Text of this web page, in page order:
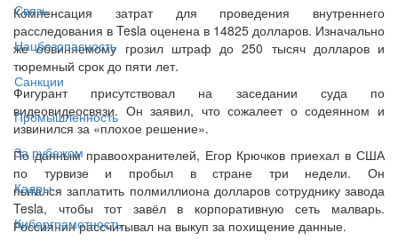
Связь
Нацбезопасность
Санкции
Промышленность
За рубежом
Кадры
Киберграмотность
Компенсация затрат для проведения внутреннего
расследования в Tesla оценена в 14825 долларов. Изначально
же обвиняемому грозил штраф до 250 тысяч долларов и
тюремный срок до пяти лет.
Фигурант присутствовал на заседании суда по
видеовидеосвязи. Он заявил, что сожалеет о содеянном и
извинился за «плохое решение».
По данным правоохранителей, Егор Крючков приехал в США
по турвизе и пробыл в стране три недели. Он
пытался заплатить полмиллиона долларов сотруднику завода
Tesla, чтобы тот завёл в корпоративную сеть малварь.
Россиянин рассчитывал на выкуп за похищение данные.